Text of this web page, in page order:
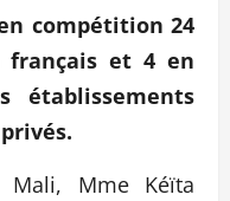
compétition 24
français et 4 en
établissements
Mali, Mme Kéïta